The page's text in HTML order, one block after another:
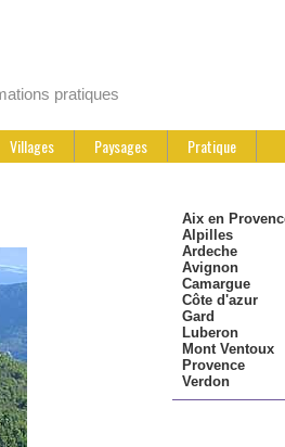
pratiques
Villages Paysages Pratique
Aix en
Alpilles
Ardeche
Avignon
Camargue
Côte d'azur
Gard
Luberon
Mont Ventoux
Provence
Verdon